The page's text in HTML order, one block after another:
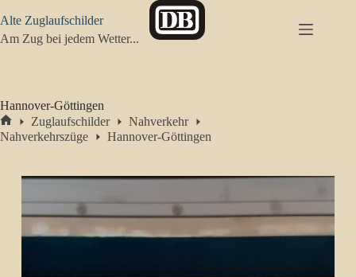
Inhalt
springen
Alte Zuglaufschilder
Am Zug bei jedem Wetter...
Hannover-Göttingen
Start
Zuglaufschilder
Nahverkehr
Nahverkehrszüge
Hannover-Göttingen